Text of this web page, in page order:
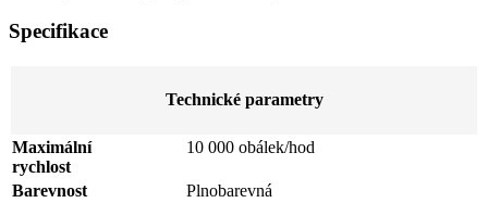
Specifikace
Technické parametry
Maximální
rychlost
10 000 obálek/hod
Barevnost
Plnobarevná